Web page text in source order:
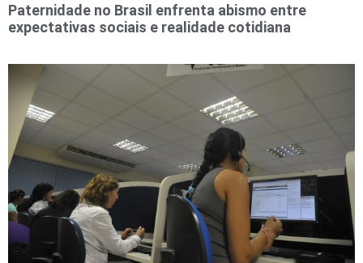
Paternidade no Brasil enfrenta abismo entre
expectativas sociais e realidade cotidiana